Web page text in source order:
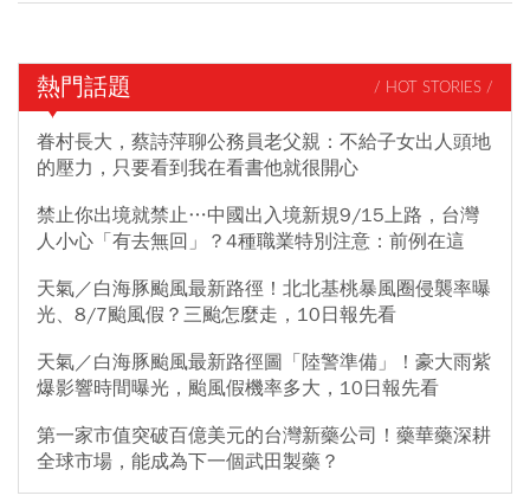
熱門話題 / HOT STORIES /
眷村長大，蔡詩萍聊公務員老父親：不給子女出人頭地
的壓力，只要看到我在看書他就很開心
禁止你出境就禁止…中國出入境新規9/15上路，台灣
人小心「有去無回」？4種職業特別注意：前例在這
天氣／白海豚颱風最新路徑！北北基桃暴風圈侵襲率曝
光、8/7颱風假？三颱怎麼走，10日報先看
天氣／白海豚颱風最新路徑圖「陸警準備」！豪大雨紫
爆影響時間曝光，颱風假機率多大，10日報先看
第一家市值突破百億美元的台灣新藥公司！藥華藥深耕
全球市場，能成為下一個武田製藥？